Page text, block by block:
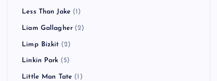
Less Than Jake (1)
Liam Gallagher (2)
Limp Bizkit (2)
Linkin Park (5)
Little Man Tate (1)